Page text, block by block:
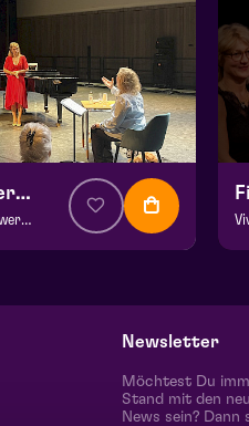
Öffentliche Meisterklasse
Viva Classic Gesangswettbewerb 2026
Newsletter
Möchtest Du
Stand mit den
News sein?